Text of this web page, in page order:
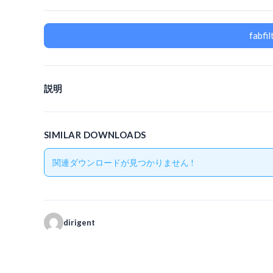
説明
SIMILAR DOWNLOADS
関連ダウンロードが見つかりません !
dirigent